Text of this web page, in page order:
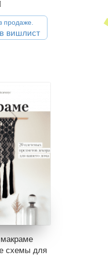
продаже.
вишлист
схемы для